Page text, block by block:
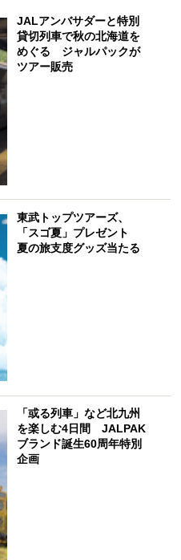
JALアンバサダーと特別
貸切列車で秋の北海道を
めぐる ジャルパックが
ツアー販売
東武トップツアーズ、
「スゴ夏」プレゼント
夏の旅支度グッズ当たる
「或る列車」など北九州
を楽しむ4日間 JALPAK
ブランド誕生60周年特別
企画